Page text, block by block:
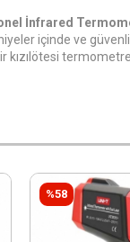
İnfrared
içinde ve
kızılötesi
%58